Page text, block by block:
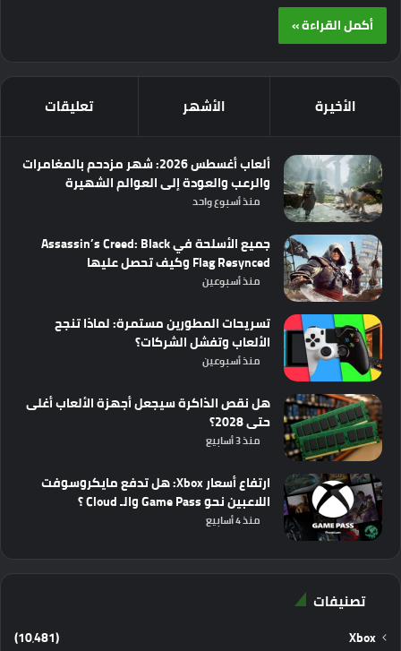
أكمل القراءة »
الأخيرة الأشهر تعليقات
ألعاب أغسطس 2026: شهر مزدحم بالمغامرات
والرعب والعودة إلى العوالم الشهيرة
منذ أسبوع واحد
جميع الأسلحة في Assassin’s Creed: Black
Flag Resynced وكيف تحصل عليها
منذ أسبوعين
تسريحات المطورين مستمرة: لماذا تنجح
الألعاب وتفشل الشركات؟
منذ أسبوعين
هل نقص الذاكرة سيجعل أجهزة الألعاب أغلى
حتى 2028؟
منذ 3 أسابيع
ارتفاع أسعار Xbox: هل تدفع مايكروسوفت
اللاعبين نحو Game Pass والـ Cloud ؟
منذ 4 أسابيع
تصنيفات
Xbox
(10٬481)